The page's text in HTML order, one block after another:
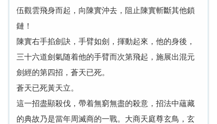
伍觀雲飛身而起，向陳實沖去，阻止陳實斬斷其他鎖
鏈！
陳實右手掐劍訣，手臂如劍，揮動起來，他的身後，
三十六道劍氣随着他的手臂而次第飛起，施展出混元
劍經的第四招，蒼天已死。
蒼天已死黃天立。
這一招盡顯殺伐，帶着無窮無盡的殺意，招法中蘊藏
的典故乃是當年周滅商的一戰。大商天庭尊玄鳥，玄